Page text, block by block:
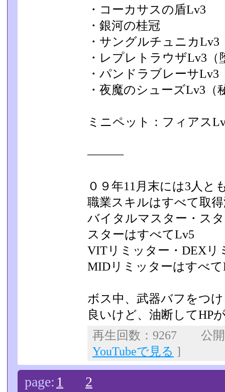
・コーカサスの盾Lv3
・銀河の桂冠
・サングルチュニカ
・レプレトラウザLv3（
・パンドラブレーサ
・夜魔のシューズLv3（
ミニペット：フィアス
―――
０９年11月末には3人
職業スキルはすべて取
バイタルマスター・ス
スターはすべてLv5
VITリミッター・DEXリ
MIDリミッターはすべ
ボス中、武器バフをつ
良いけど、油断してHP
再生回数：9267 公
YouTubeで見る ]
page: 1 2